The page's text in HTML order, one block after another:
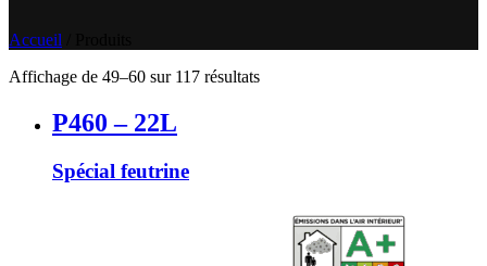
Accueil
Affichage de 49–60 sur 117 résultats
P460 – 22L
Spécial feutrine